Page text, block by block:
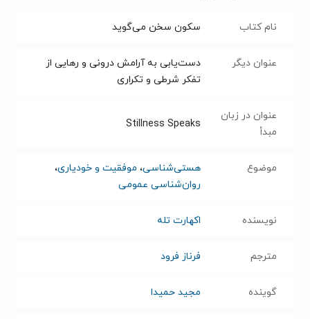
نام کتاب سکون سخن می‌گوید
عنوان دیگر
دست‌یابی به آرامش درونی و رهایی از
تفکر شرطی و تکراری
عنوان در زبان
مبدأ
Stillness Speaks
موضوع هستی‌شناسی، موفقیت و خودیاری،
روان‌شناسی عمومی
نویسنده اکهارت تله
مترجم فرناز فرود
گوینده مجید حمیدا